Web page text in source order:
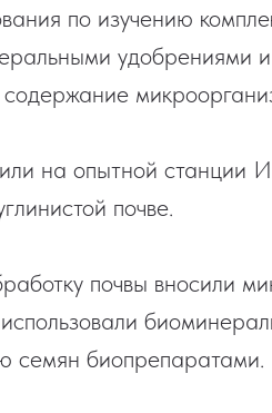
по изучению
удобрениями и
на опытной станции
почве.
почвы вносили
семян биопрепаратами.